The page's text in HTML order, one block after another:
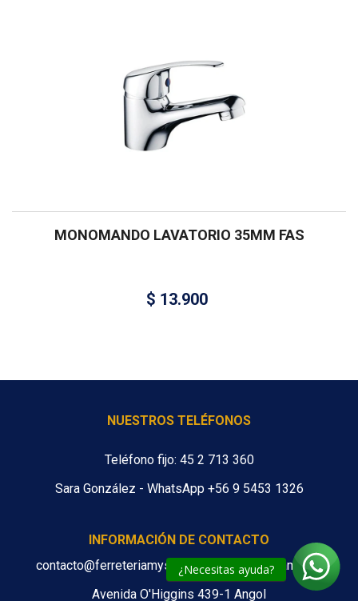
¿Necesitas ayuda?
MONOMANDO LAVATORIO 35MM FAS
$ 13.900
NUESTROS TELÉFONOS
Teléfono fijo: 45 2 713 360
Sara González - WhatsApp +56 9 5453 1326
INFORMACIÓN DE CONTACTO
contacto@ferreteriamys.cl ventas@ferreteriamys.cl
Avenida O'Higgins 439-1 Angol